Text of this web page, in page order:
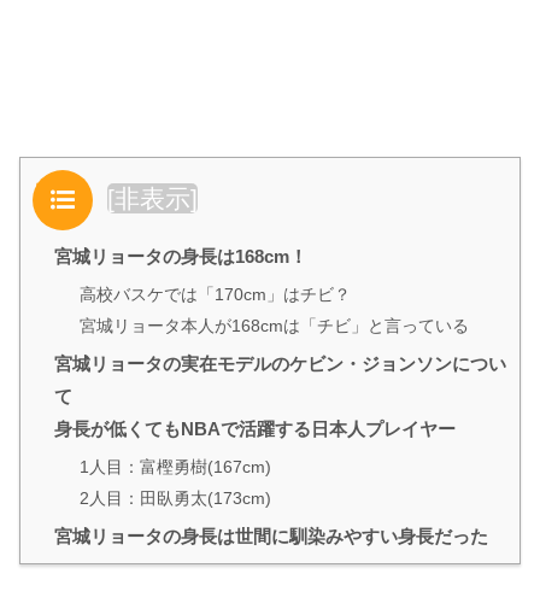
目次 [非表示]
宮城リョータの身長は168cm！
高校バスケでは「170cm」はチビ？
宮城リョータ本人が168cmは「チビ」と言っている
宮城リョータの実在モデルのケビン・ジョンソンについ
て
身長が低くてもNBAで活躍する日本人プレイヤー
1人目：富樫勇樹(167cm)
2人目：田臥勇太(173cm)
宮城リョータの身長は世間に馴染みやすい身長だった